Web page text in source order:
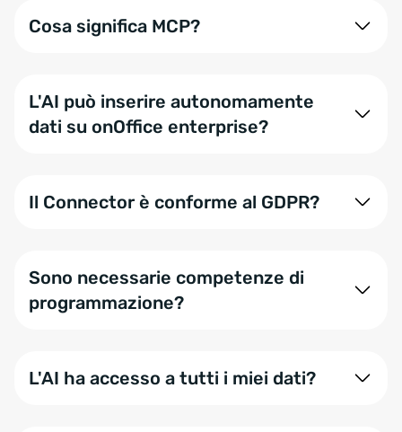
collegare qualsiasi sistema compatibile con lo
standard MCP, inclusi i modelli LLM locali.
Cosa significa MCP?
aperto che permette ai modelli di intelligenza
artificiale di accedere in modo sicuro a dati,
L'AI può inserire autonomamente
dati su onOffice enterprise?
creazione di task e attività. Altre funzionalità sono
Il Connector è conforme al GDPR?
Se tratti dati personali, ti consigliamo di effettuare
una verifica legale interna.
Sono necessarie competenze di
programmazione?
attivare il collegamento tramite il Marketplace di
L'AI ha accesso a tutti i miei dati?